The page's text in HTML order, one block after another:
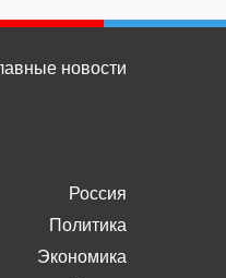
новости
Россия
Политика
Экономика